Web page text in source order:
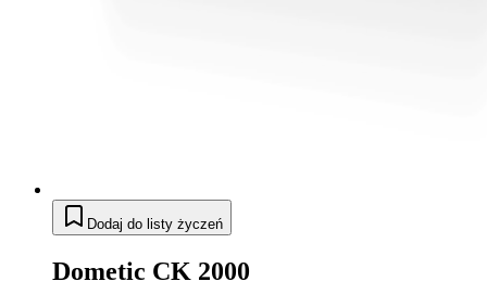
Dodaj do listy życzeń
Dometic CK 2000